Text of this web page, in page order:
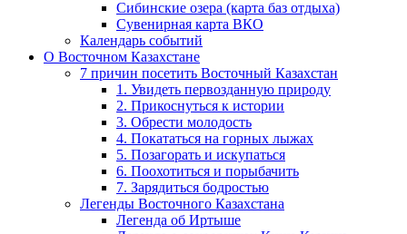
Сибинские озера (карта баз отдыха)
Сувенирная карта ВКО
Календарь событий
О Восточном Казахстане
7 причин посетить Восточный Казахстан
1. Увидеть первозданную природу
2. Прикоснуться к истории
3. Обрести молодость
4. Покататься на горных лыжах
5. Позагорать и искупаться
6. Поохотиться и порыбачить
7. Зарядиться бодростью
Легенды Восточного Казахстана
Легенда об Иртыше